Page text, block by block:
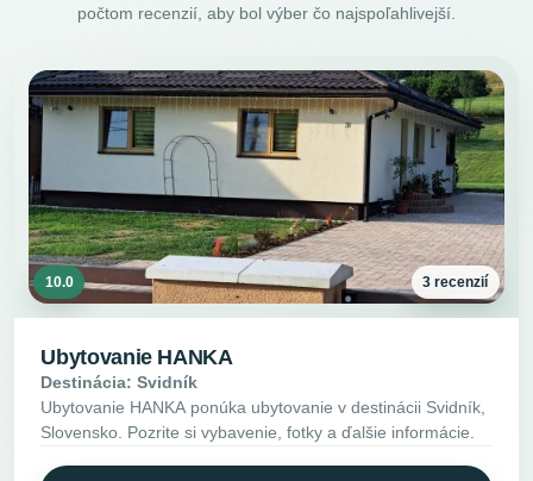
počtom recenzií, aby bol výber čo najspoľahlivejší.
10.0 3 recenzií
Ubytovanie HANKA
Destinácia: Svidník
Ubytovanie HANKA ponúka ubytovanie v destinácii Svidník,
Slovensko. Pozrite si vybavenie, fotky a ďalšie informácie.